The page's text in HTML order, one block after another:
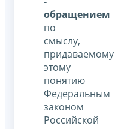
обращением
по
смыслу,
придаваемому
этому
понятию
Федеральным
законом
Российской